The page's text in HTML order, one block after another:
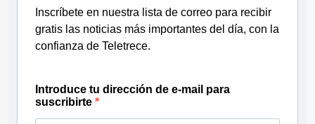
Inscríbete en nuestra lista de correo para recibir
gratis las noticias más importantes del día, con la
confianza de Teletrece.
Introduce tu dirección de e-mail para
suscribirte